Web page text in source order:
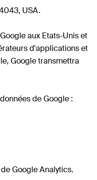
USA.
aux Etats-Unis et
d'applications et
Google transmettra
de Google :
Google Analytics.